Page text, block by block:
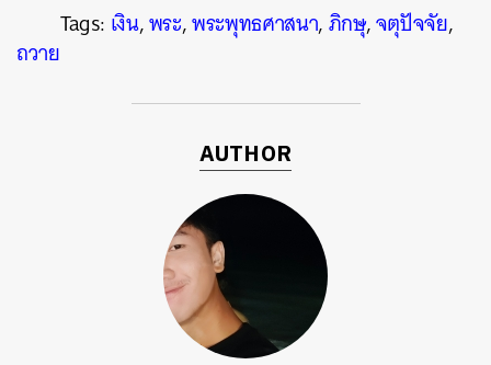
Tags: เงิน,พระ,พระพุทธศาสนา,ภิกษุ,จตุปัจจัย,
ถวาย
AUTHOR